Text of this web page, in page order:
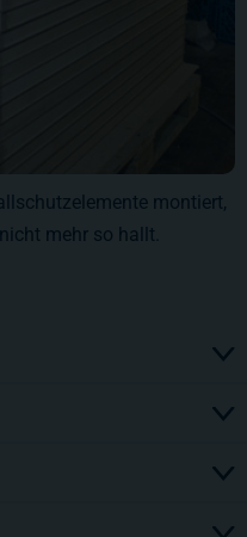
montiert,
mehr so hallt.